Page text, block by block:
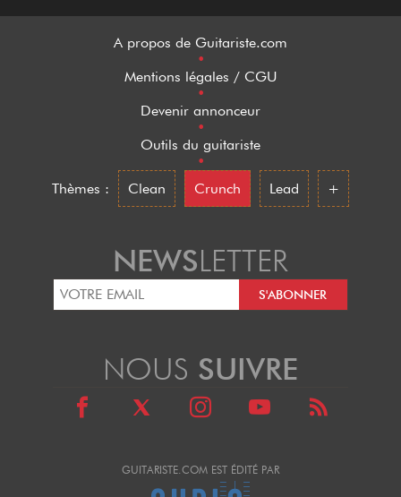
A propos de Guitariste.com
•
Mentions légales / CGU
•
Devenir annonceur
•
Outils du guitariste
•
Thèmes :
Clean Crunch Lead +
NEWSLETTER
GUITARISTE.COM EST ÉDITÉ PAR
NOUS SUIVRE